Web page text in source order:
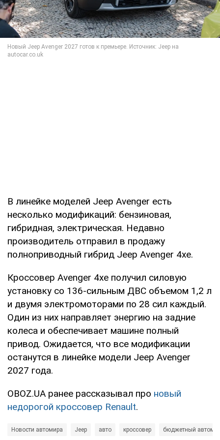
В линейке моделей Jeep Avenger есть
несколько модификаций: бензиновая,
гибридная, электрическая. Недавно
производитель отправил в продажу
полноприводный гибрид Jeep Avenger 4xe.
Кроссовер Avenger 4xe получил силовую
установку со 136-сильным ДВС объемом 1,2 л
и двумя электромоторами по 28 сил каждый.
Один из них направляет энергию на задние
колеса и обеспечивает машине полный
привод. Ожидается, что все модификации
останутся в линейке модели Jeep Avenger
2027 года.
OBOZ.UA ранее рассказывал про новый
недорогой кроссовер Renault.
Новости автомира Jeep авто кроссовер бюджетный